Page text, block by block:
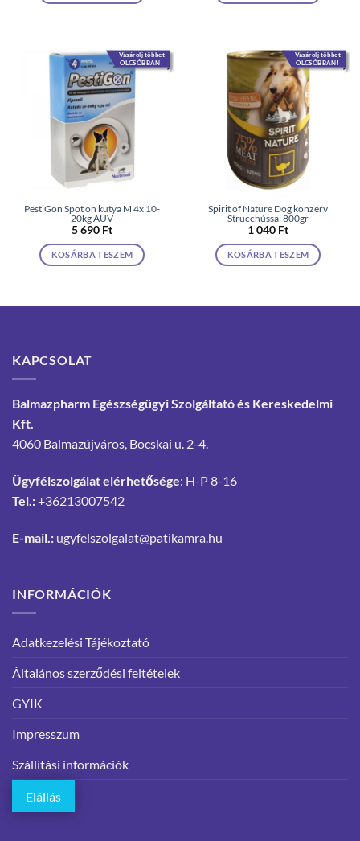
Vásárolj többet
OLCSÓBBAN!
PestiGon Spot on kutya M 4x 10-
20kg AUV
5 690 Ft
KOSÁRBA TESZEM
Vásárolj többet
OLCSÓBBAN!
Spirit of Nature Dog konzerv
Strucchússal 800gr
1 040 Ft
KOSÁRBA TESZEM
KAPCSOLAT
Balmazpharm Egészségügyi Szolgáltató és Kereskedelmi
Kft.
4060 Balmazújváros, Bocskai u. 2-4.
Ügyfélszolgálat elérhetősége: H-P 8-16
Tel.:+36213007542
E-mail.: ugyfelszolgalat@patikamra.hu
INFORMÁCIÓK
Adatkezelési Tájékoztató
Általános szerződési feltételek
GYIK
Impresszum
Szállítási információk
Elállás